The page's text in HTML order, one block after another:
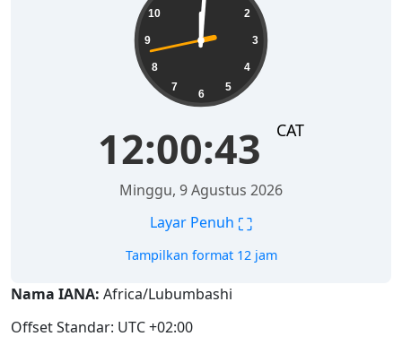
2
3
4
5
6
7
8
9
10
12:00:43 CAT
Minggu, 9 Agustus 2026
Layar Penuh ⛶
Tampilkan format 12 jam
Nama IANA: Africa/Lubumbashi
Offset Standar: UTC +02:00